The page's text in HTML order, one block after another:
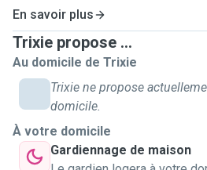
En savoir plus
Trixie propose ...
Au domicile de Trixie
Trixie ne propose
domicile.
À votre domicile
Gardiennage de maison